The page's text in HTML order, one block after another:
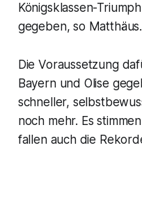
Königsklassen-
gegeben, so Matthäus.
Die Voraussetzung
Bayern und Olise
schneller,
noch mehr. Es
fallen auch die